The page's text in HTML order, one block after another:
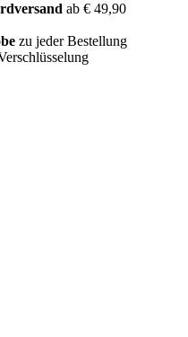
ab € 49,90
zu jeder Bestellung